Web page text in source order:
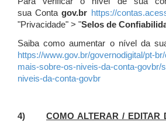
sua Contagov.br https://
"Privacidade" > "Selos de
Saiba como aumentar o nível da
https://www.gov.br/governodigital/pt-
mais-sobre-os-niveis-da-conta-govbr/
niveis-da-conta-govbr
4) COMO ALTERAR / EDITAR